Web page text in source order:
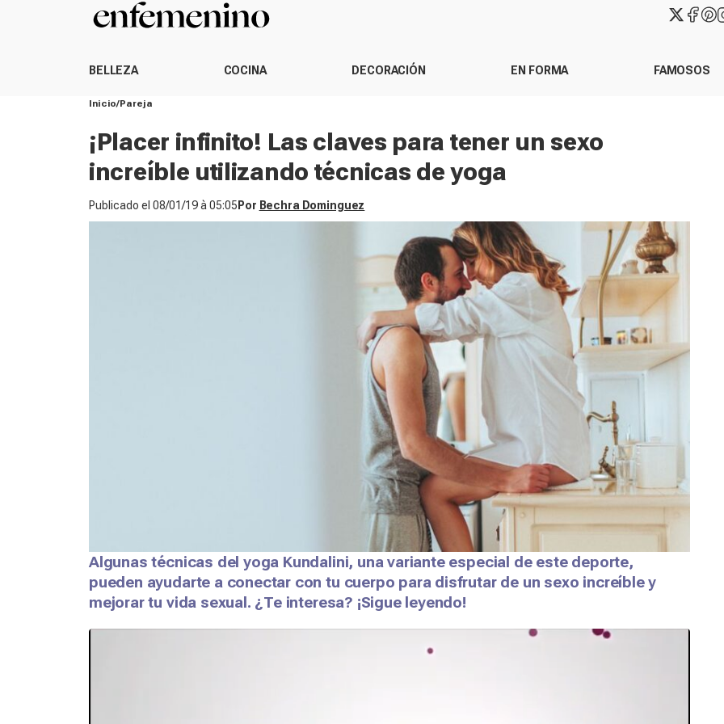
BELLEZA COCINA DECORACIÓN EN FORMA FAMOSOS
Inicio Pareja
¡Placer infinito! Las claves para tener un sexo
increíble utilizando técnicas de yoga
Publicado el 08/01/19 à 05:05 Por Bechra Dominguez
Algunas técnicas del yoga Kundalini, una variante especial de este deporte,
pueden ayudarte a conectar con tu cuerpo para disfrutar de un sexo increíble y
mejorar tu vida sexual. ¿Te interesa? ¡Sigue leyendo!